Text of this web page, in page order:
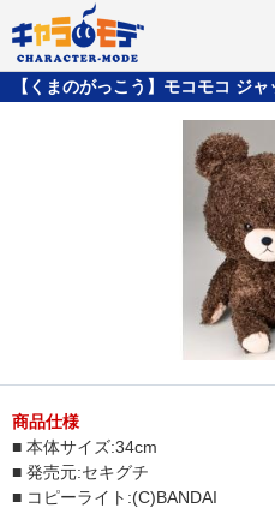
【くまのがっこう】モコモコ ジ
商品仕様
■ 本体サイズ:34cm
■ 発売元:セキグチ
■ コピーライト:(C)BANDAI